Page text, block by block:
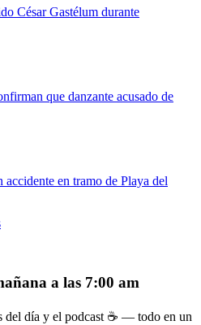
César Gastélum durante
que danzante acusado de
en tramo de Playa del
a las 7:00 am
del día y el podcast ☕ — todo en un